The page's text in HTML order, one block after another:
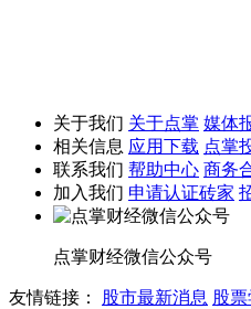
关于我们 关于点掌 媒体
相关信息 应用下载 点掌
联系我们 帮助中心 商务
加入我们 申请认证砖家
点掌财经微信公众号
友情链接： 股市最新消息 股